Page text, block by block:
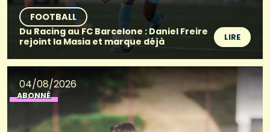
FOOTBALL
Du Racing au FC Barcelone : Daniel Freire
rejoint la Masia et marque déjà
LIRE
04/08/2026
ABONNÉ